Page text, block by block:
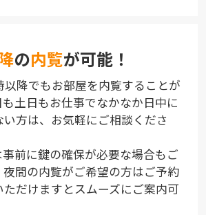
の内覧が可能！
以降でもお部屋を内覧することが
土日もお仕事でなかなか日中に
方は、お気軽にご相談くださ
前に鍵の確保が必要な場合もご
夜間の内覧がご希望の方はご予約
ただけますとスムーズにご案内可